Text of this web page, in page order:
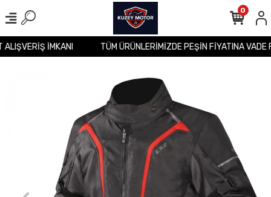
ALIŞVERİŞ İMKANI TÜM ÜRÜNLERİMİZDE PEŞİN FİYATINA
0